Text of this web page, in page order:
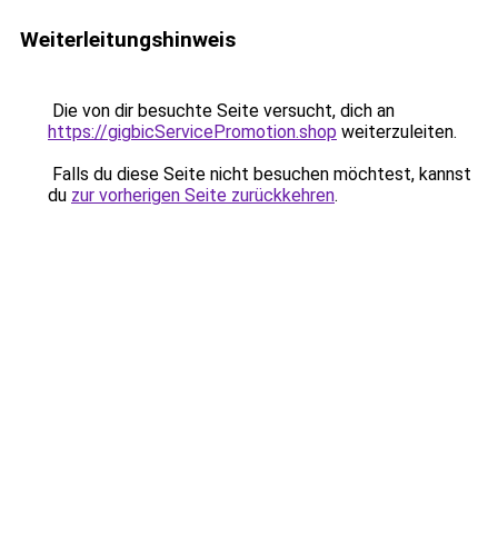
Weiterleitungshinweis
Die von dir besuchte Seite versucht, dich an
https://gigbicServicePromotion.shop weiterzuleiten.
Falls du diese Seite nicht besuchen möchtest, kannst
du zur vorherigen Seite zurückkehren.